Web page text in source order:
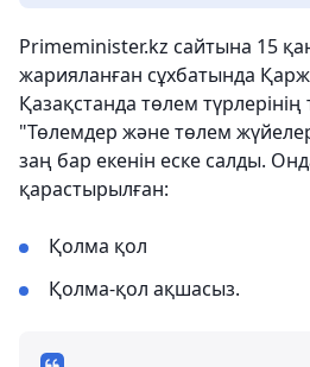
Primeminister.kz сайтына 15
жарияланған сұхбатында
Қазақстанда төлем түрлерінің
"Төлемдер және төлем
заң бар екенін еске салды.
қарастырылған:
Қолма қол
Қолма-қол ақшасыз.